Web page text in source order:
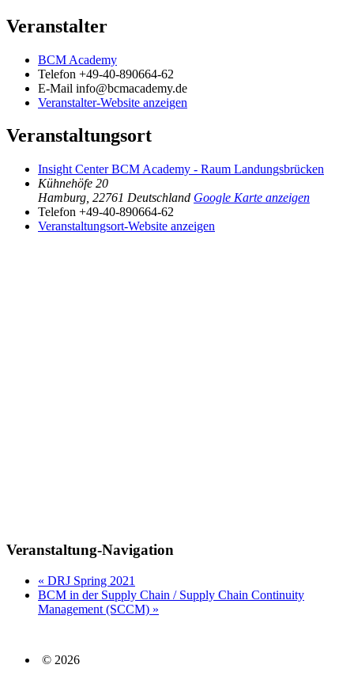
Veranstalter
BCM Academy
Telefon +49-40-890664-62
E-Mail info@bcmacademy.de
Veranstalter-Website anzeigen
Veranstaltungsort
Insight Center BCM Academy - Raum Landungsbrücken
Kühnehöfe 20
Hamburg 22761 Deutschland Google Karte anzeigen
Telefon +49-40-890664-62
Veranstaltungsort-Website anzeigen
Veranstaltung-Navigation
« DRJ Spring 2021
BCM in der Supply Chain / Supply Chain Continuity
Management (SCCM) »
© 2026